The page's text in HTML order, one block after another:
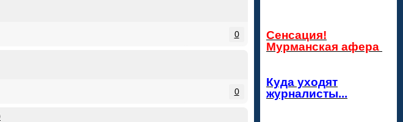
0
0
Сенсация!
Мурманская афера
Куда уходят
журналисты...